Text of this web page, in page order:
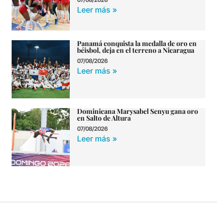
Leer más »
Panamá conquista la medalla de oro en
béisbol, deja en el terreno a Nicaragua
07/08/2026
Leer más »
Dominicana Marysabel Senyu gana oro
en Salto de Altura
07/08/2026
Leer más »